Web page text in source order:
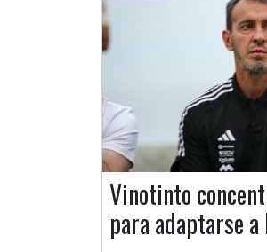
Vinotinto
para adaptarse